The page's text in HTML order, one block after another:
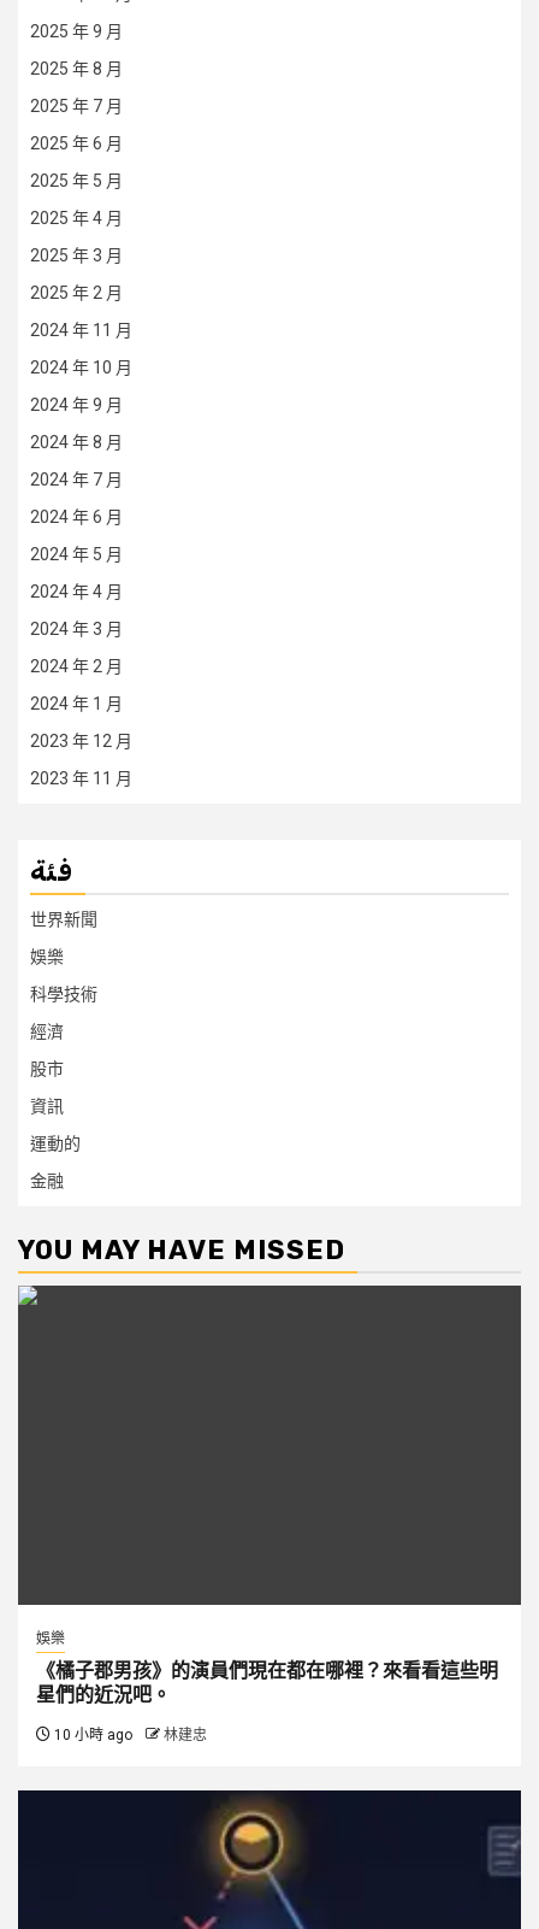
2025 年 9 月
2025 年 8 月
2025 年 7 月
2025 年 6 月
2025 年 5 月
2025 年 4 月
2025 年 3 月
2025 年 2 月
2024 年 11 月
2024 年 10 月
2024 年 9 月
2024 年 8 月
2024 年 7 月
2024 年 6 月
2024 年 5 月
2024 年 4 月
2024 年 3 月
2024 年 2 月
2024 年 1 月
2023 年 12 月
2023 年 11 月
فئة
世界新聞
娛樂
科學技術
經濟
股市
資訊
運動的
金融
YOU MAY HAVE MISSED
娛樂
《橘子郡男孩》的演員們現在都在哪裡？來看看這些明
星們的近況吧。
10 小時 ago 林建忠